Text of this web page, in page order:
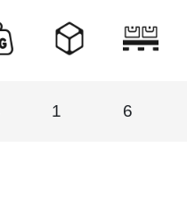
1 6